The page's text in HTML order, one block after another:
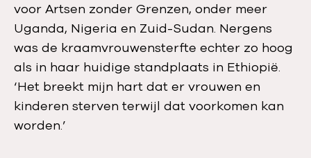
voor Artsen zonder Grenzen, onder meer
Uganda, Nigeria en Zuid-Sudan. Nergens
was de kraamvrouwensterfte echter zo hoog
als in haar huidige standplaats in Ethiopië.
‘Het breekt mijn hart dat er vrouwen en
kinderen sterven terwijl dat voorkomen kan
worden.’